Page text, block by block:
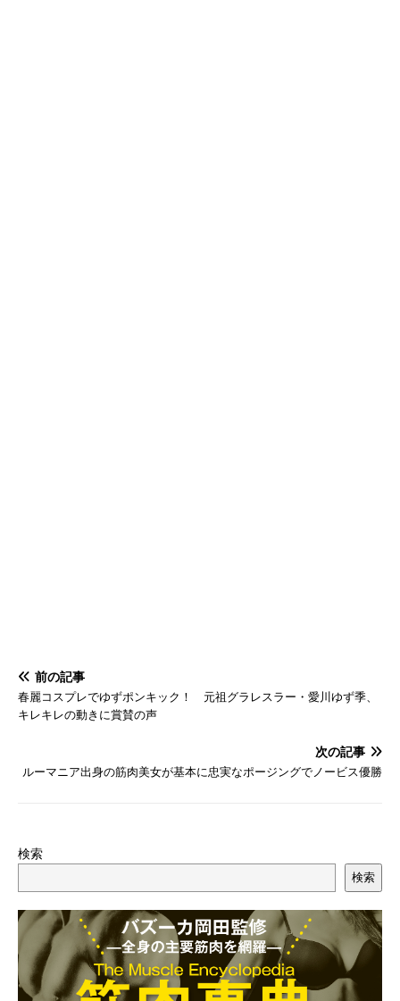
前の記事
春麗コスプレでゆずポンキック！ 元祖グラレスラー・愛川ゆず季、
キレキレの動きに賞賛の声
次の記事
ルーマニア出身の筋肉美女が基本に忠実なポージングでノービス優勝
検索
検索